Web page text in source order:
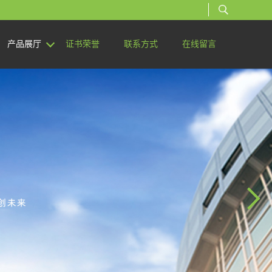
产品展厅 证书荣誉 联系方式 在线留言